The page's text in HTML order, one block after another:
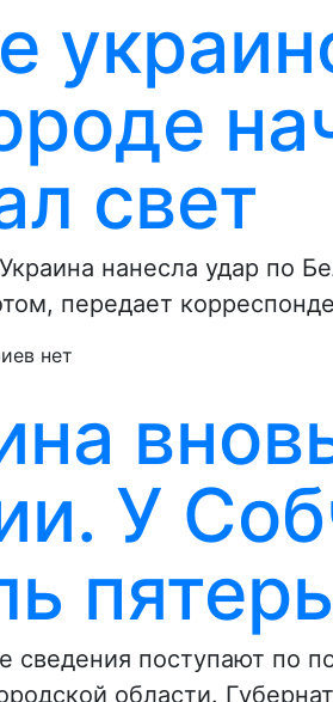
свет
нанесла удар по
передает
нет
У
сведения поступают по
области.